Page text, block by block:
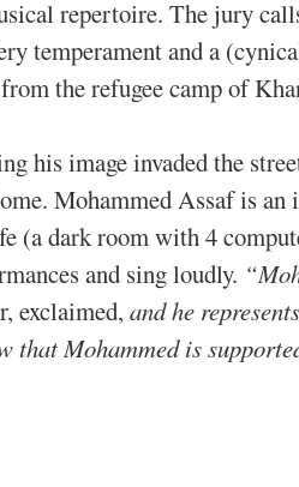
repertoire. The jury
temperament and a
the refugee camp of
his image invaded the
Mohammed Assaf is
(a dark room with 4
and sing loudly.
exclaimed, and he
that Mohammed is